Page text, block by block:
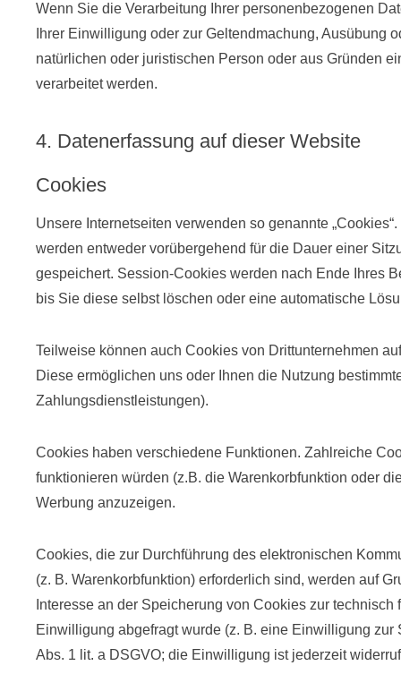
Wenn Sie die Verarbeitung Ihrer personenbezogenen
Ihrer Einwilligung oder zur Geltendmachung, Ausübung
natürlichen oder juristischen Person oder aus Gründen
verarbeitet werden.
4. Datenerfassung auf dieser Website
Cookies
Unsere Internetseiten verwenden so genannte
werden entweder vorübergehend für die Dauer einer
gespeichert. Session-Cookies werden nach Ende Ihres
bis Sie diese selbst löschen oder eine automatische
Teilweise können auch Cookies von Drittunternehmen
Diese ermöglichen uns oder Ihnen die Nutzung
Zahlungsdienstleistungen).
Cookies haben verschiedene Funktionen. Zahlreiche
funktionieren würden (z.B. die Warenkorbfunktion oder
Werbung anzuzeigen.
Cookies, die zur Durchführung des elektronischen
(z. B. Warenkorbfunktion) erforderlich sind, werden auf
Interesse an der Speicherung von Cookies zur
Einwilligung abgefragt wurde (z. B. eine Einwilligung
Abs. 1 lit. a DSGVO; die Einwilligung ist jederzeit